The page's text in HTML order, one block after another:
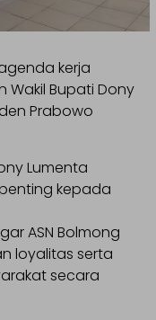
kerja
Wakil Bupati Dony
Prabowo
Lumenta
kepada
ASN Bolmong
loyalitas serta
secara